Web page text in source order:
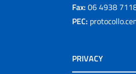
Fax: 06 4938
PEC:
PRIVACY